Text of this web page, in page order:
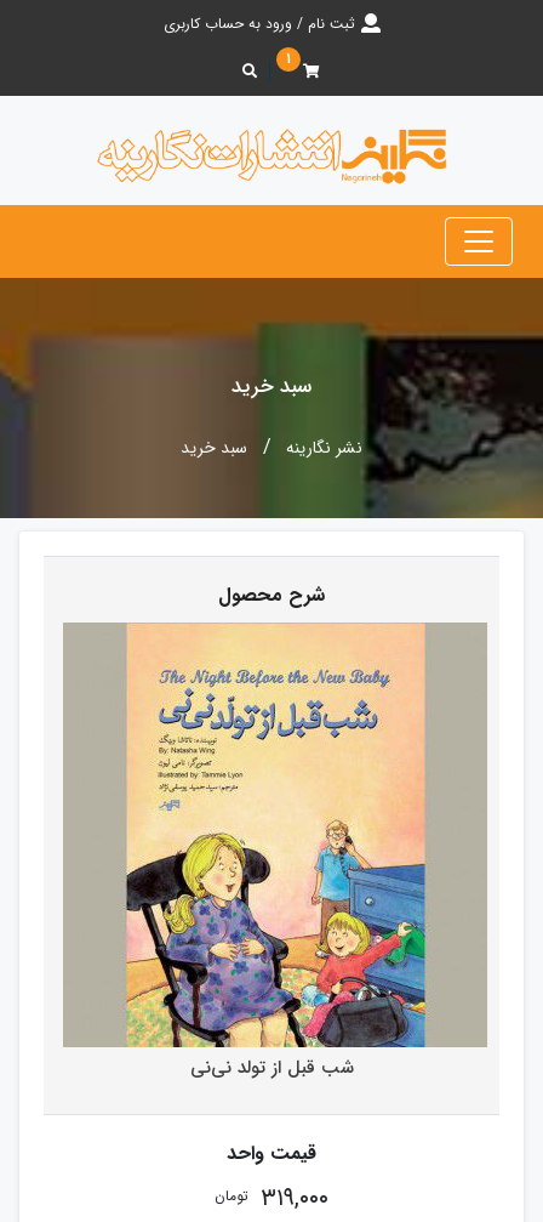
ثبت نام / ورود به حساب کاربری
۱
سبد خرید
نشر نگارینه سبد خرید
شب قبل از تولد نی‌نی
۳۱۹,۰۰۰ تومان